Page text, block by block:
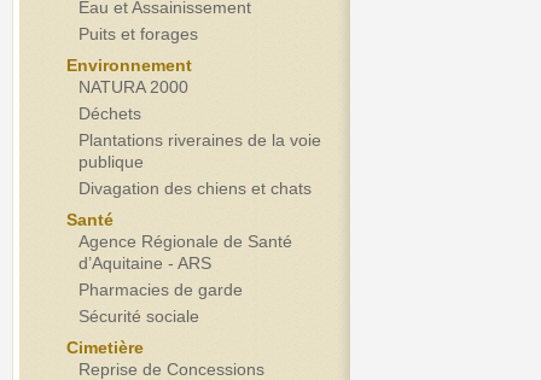
Eau et Assainissement
Puits et forages
Environnement
NATURA 2000
Déchets
Plantations riveraines de la voie
publique
Divagation des chiens et chats
Santé
Agence Régionale de Santé
d’Aquitaine - ARS
Pharmacies de garde
Sécurité sociale
Cimetière
Reprise de Concessions